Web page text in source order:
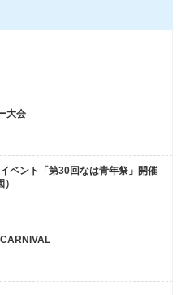
大会
ベント「第30回なは青年祭」開催